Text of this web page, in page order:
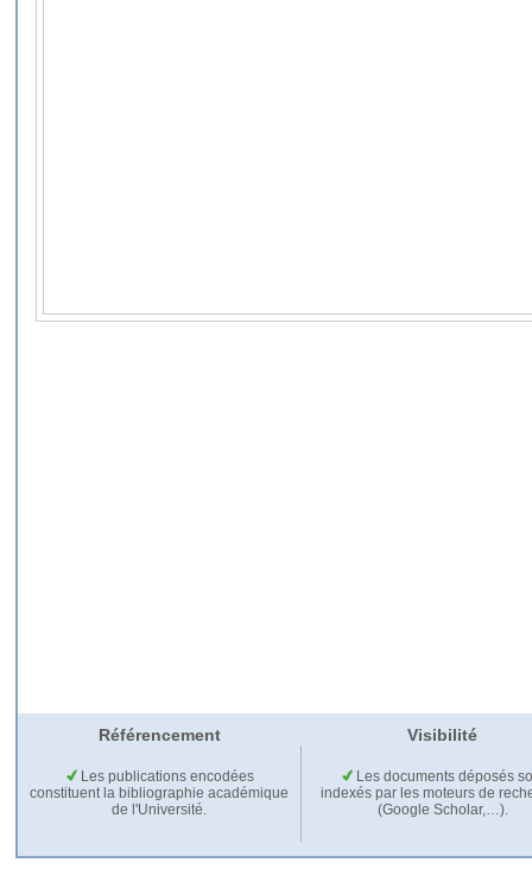
Référencement Visibilité
Les publications encodées
constituent la bibliographie académique
de l'Université.
Les documents déposés
indexés par les moteurs de
(Google Scholar,…).